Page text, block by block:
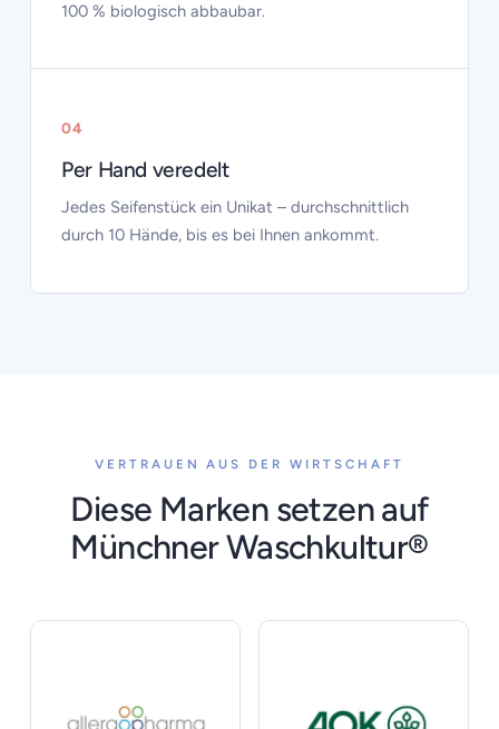
100 % biologisch abbaubar.
04
Per Hand veredelt
Jedes Seifenstück ein Unikat – durchschnittlich
durch 10 Hände, bis es bei Ihnen ankommt.
VERTRAUEN AUS DER WIRTSCHAFT
Diese Marken setzen auf
Münchner Waschkultur®